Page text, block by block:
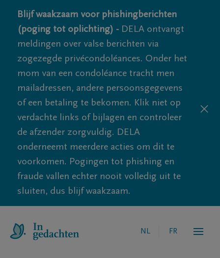
Blijf waakzaam voor phishingberichten
(poging tot oplichting) - DELA ontvangt
meldingen over valse berichten via
zogezegde privécondoléances. Onder het
mom van een condoléance tracht men
mailadressen, andere persoonsgegevens
of een betaling te bekomen. Klik niet op
verdachte links of bijlagen en controleer
de afzender zorgvuldig. DELA
onderneemt meerdere acties om dit te
voorkomen. Pogingen tot phishing en
fraude vallen echter nooit volledig uit te
sluiten, dus blijf waakzaam.
NL FR